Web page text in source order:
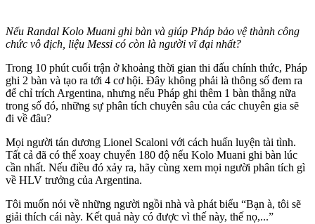
Nếu Randal Kolo Muani ghi bàn và giúp Pháp bảo vệ thành công
chức vô địch, liệu Messi có còn là người vĩ đại nhất?
Trong 10 phút cuối trận ở khoảng thời gian thi đấu chính thức, Pháp
ghi 2 bàn và tạo ra tới 4 cơ hội. Đây không phải là thông số đem ra
để chỉ trích Argentina, nhưng nếu Pháp ghi thêm 1 bàn thắng nữa
trong số đó, những sự phân tích chuyên sâu của các chuyên gia sẽ
đi về đâu?
Mọi người tán dương Lionel Scaloni với cách huấn luyện tài tình.
Tất cả đã có thể xoay chuyển 180 độ nếu Kolo Muani ghi bàn lúc
cần nhất. Nếu điều đó xảy ra, hãy cùng xem mọi người phân tích gì
về HLV trưởng của Argentina.
Tôi muốn nói về những người ngồi nhà và phát biểu “Bạn à, tôi sẽ
giải thích cái này. Kết quả này có được vì thế này, thế nọ,...”